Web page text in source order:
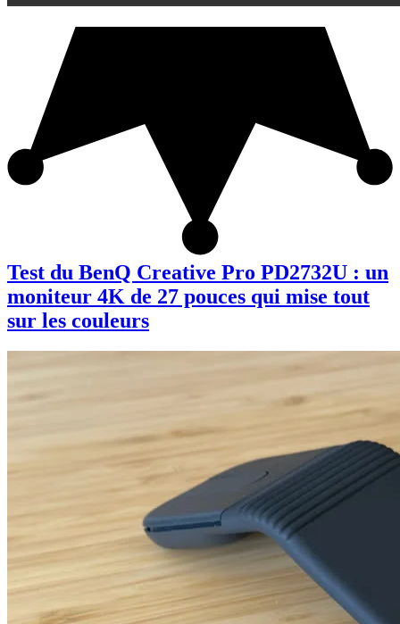
Test du BenQ Creative Pro PD2732U : un
moniteur 4K de 27 pouces qui mise tout
sur les couleurs